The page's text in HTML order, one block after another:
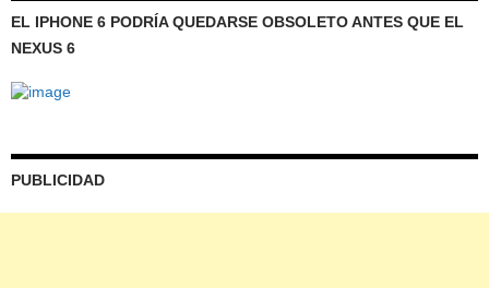
EL IPHONE 6 PODRÍA QUEDARSE OBSOLETO ANTES QUE EL
NEXUS 6
PUBLICIDAD